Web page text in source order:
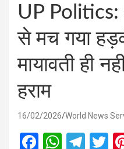
UP Politics:
से मच गया
मायावती ही
हराम
16/02/2026 World News
F
W T
T